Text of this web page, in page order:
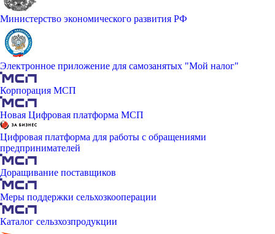
Министерство экономического развития РФ
Электронное приложение для самозанятых "Мой налог"
Корпорация МСП
Новая Цифровая платформа МСП
Цифровая платформа для работы с обращениями
предпринимателей
Доращивание поставщиков
Меры поддержки сельхозкооперации
Каталог сельзхозпродукции